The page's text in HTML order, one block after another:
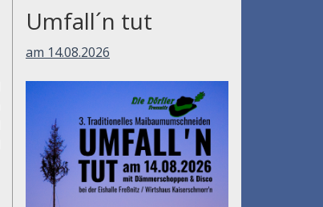
Umfall´n tut
am 14.08.2026